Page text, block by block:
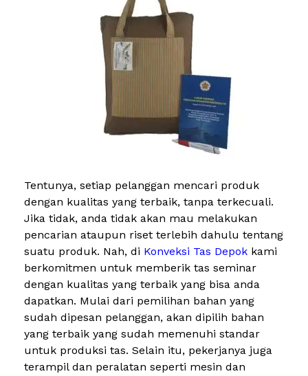
Tentunya, setiap pelanggan mencari produk
dengan kualitas yang terbaik, tanpa terkecuali.
Jika tidak, anda tidak akan mau melakukan
pencarian ataupun riset terlebih dahulu tentang
suatu produk. Nah, di Konveksi Tas Depok kami
berkomitmen untuk memberik tas seminar
dengan kualitas yang terbaik yang bisa anda
dapatkan. Mulai dari pemilihan bahan yang
sudah dipesan pelanggan, akan dipilih bahan
yang terbaik yang sudah memenuhi standar
untuk produksi tas. Selain itu, pekerjanya juga
terampil dan peralatan seperti mesin dan